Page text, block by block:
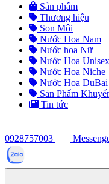
Sản phẩm
Thương hiệu
Son Môi
Nước Hoa Nam
Nước hoa Nữ
Nước Hoa Unisex
Nước Hoa Niche
Nước Hoa DuBai
Sản Phẩm
Tin tức
0928757003
Tư
vấn
ngay